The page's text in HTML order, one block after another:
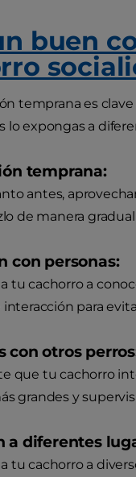
buen
temprana es
lo expongas a
temprana:
antes,
de manera
con personas:
tu cachorro a
para
con otros
que tu cachorro
grandes y
a diferentes
tu cachorro a